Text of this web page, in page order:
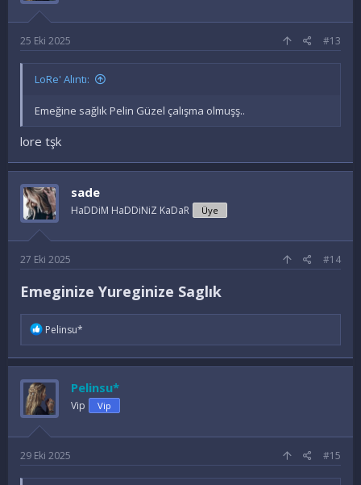
25 Eki 2025 #13
LoRe' Alıntı:
Emeğine sağlık Pelin Güzel çalışma olmuşş..
lore tşk
sade
HaDDiM HaDDiNiZ KaDaR Üye
27 Eki 2025 #14
Emeginize Yureginize Saglık
İ
d
e
l
e
r
:
Pelinsu*
Pelinsu*
Vip Vip
29 Eki 2025 #15